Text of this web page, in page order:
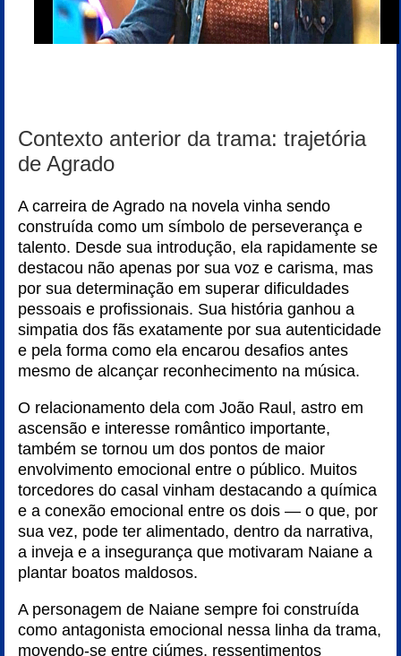
Contexto anterior da trama: trajetória
de Agrado
A carreira de Agrado na novela vinha sendo
construída como um símbolo de perseverança e
talento. Desde sua introdução, ela rapidamente se
destacou não apenas por sua voz e carisma, mas
por sua determinação em superar dificuldades
pessoais e profissionais. Sua história ganhou a
simpatia dos fãs exatamente por sua autenticidade
e pela forma como ela encarou desafios antes
mesmo de alcançar reconhecimento na música.
O relacionamento dela com João Raul, astro em
ascensão e interesse romântico importante,
também se tornou um dos pontos de maior
envolvimento emocional entre o público. Muitos
torcedores do casal vinham destacando a química
e a conexão emocional entre os dois — o que, por
sua vez, pode ter alimentado, dentro da narrativa,
a inveja e a insegurança que motivaram Naiane a
plantar boatos maldosos.
A personagem de Naiane sempre foi construída
como antagonista emocional nessa linha da trama,
movendo-se entre ciúmes, ressentimentos